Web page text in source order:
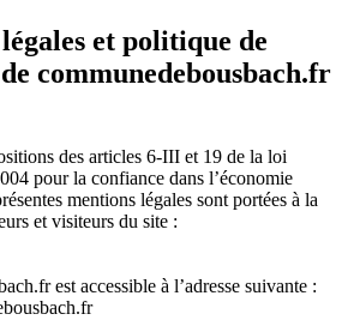
et politique de
communedebousbach.fr
des articles 6-III et 19 de la loi
pour la confiance dans l’économie
mentions légales sont portées à la
et visiteurs du site :
est accessible à l’adresse suivante :